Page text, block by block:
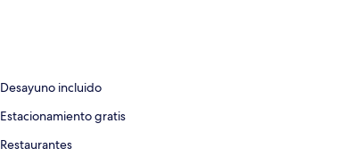
Desayuno incluido
Estacionamiento gratis
Restaurantes